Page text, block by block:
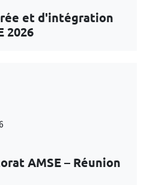
et d'intégration
2026
AMSE – Réunion